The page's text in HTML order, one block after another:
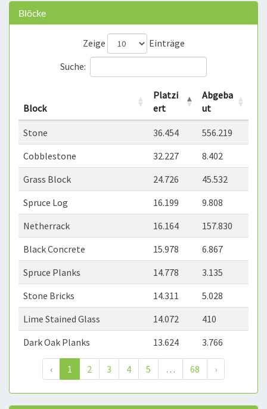
Blöcke
Zeige
Einträge
Suche:
Block
Platzi
ert
Abgeba
ut
Stone 36.454
556.219
Cobblestone
32.227
8.402
Grass Block
24.726
45.532
Spruce Log
16.199
9.808
Netherrack
16.164
157.830
Black Concrete
15.978
6.867
Spruce Planks
14.778
3.135
Stone Bricks
14.311
5.028
Lime Stained Glass
14.072
410
Dark Oak Planks
13.624 3.766
‹ 1 2 3 4 5 … 68 ›